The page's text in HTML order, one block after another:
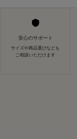
安心のサポート
サイズや商品選びなども
ご相談いただけます